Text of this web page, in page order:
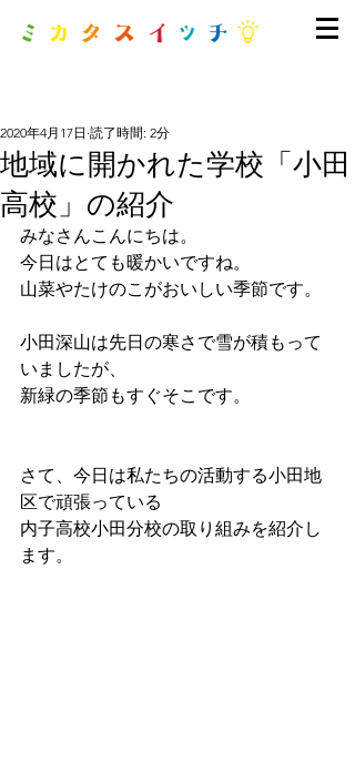
地域に開かれた学校「小田
高校」の紹介
2020年4月17日 読了時間: 2分
みなさんこんにちは。
今日はとても暖かいですね。
山菜やたけのこがおいしい季節です。
小田深山は先日の寒さで雪が積もって
いましたが、
新緑の季節もすぐそこです。
さて、今日は私たちの活動する小田地
区で頑張っている
内子高校小田分校の取り組みを紹介し
ます。